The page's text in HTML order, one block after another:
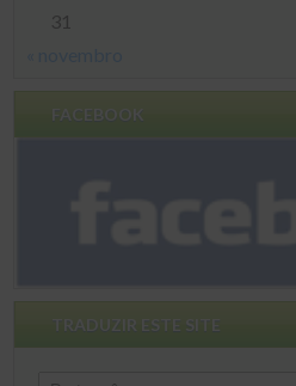
31
FACEBOOK
TRADUZIR ESTE SITE